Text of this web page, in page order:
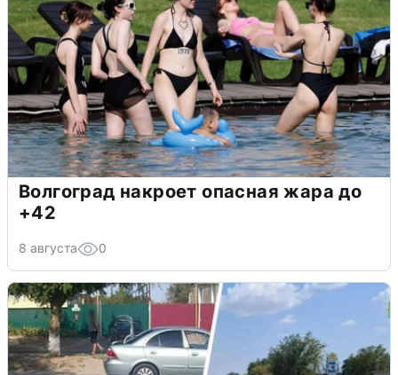
Волгоград накроет опасная жара до
+42
8 августа 0